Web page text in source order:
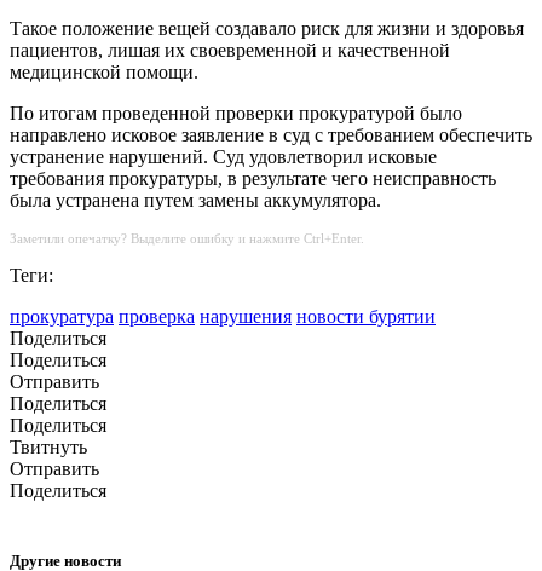
Такое положение вещей создавало риск для жизни и здоровья
пациентов, лишая их своевременной и качественной
медицинской помощи.
По итогам проведенной проверки прокуратурой было
направлено исковое заявление в суд с требованием обеспечить
устранение нарушений. Суд удовлетворил исковые
требования прокуратуры, в результате чего неисправность
была устранена путем замены аккумулятора.
Заметили опечатку? Выделите ошибку и нажмите Ctrl+Enter.
Теги:
прокуратура проверка нарушения новости бурятии
Поделиться
Поделиться
Отправить
Поделиться
Поделиться
Твитнуть
Отправить
Поделиться
Другие новости